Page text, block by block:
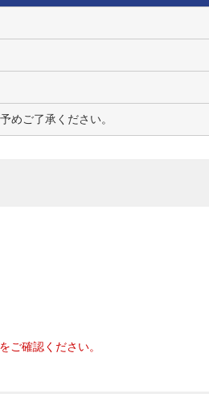
めご了承ください。
ご確認ください。